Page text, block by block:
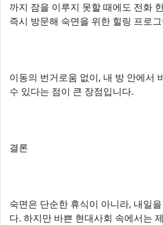
까지 잠을 이루지 못할 때에도 전화
즉시 방문해 숙면을 위한 힐링 프로
이동의 번거로움 없이, 내 방 안에서
수 있다는 점이 큰 장점입니다.
결론
숙면은 단순한 휴식이 아니라, 내일
다. 하지만 바쁜 현대사회 속에서는